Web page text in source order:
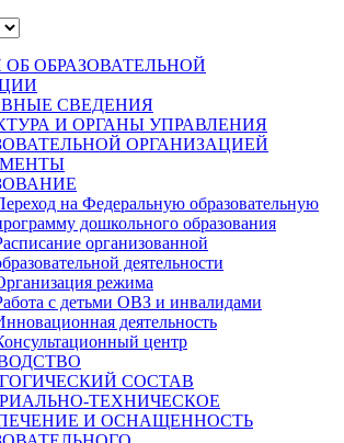
ОБРАЗОВАТЕЛЬНОЙ
СВЕДЕНИЯ
И ОРГАНЫ УПРАВЛЕНИЯ
ОРГАНИЗАЦИЕЙ
на Федеральную образовательную
дошкольного образования
организованной
деятельности
режима
с детьми ОВЗ и инвалидами
деятельность
центр
СОСТАВ
ТЕХНИЧЕСКОЕ
И ОСНАЩЕННОСТЬ